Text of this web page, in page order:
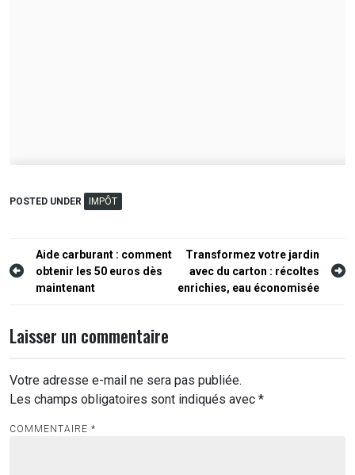
POSTED UNDER IMPÔT
Navigation
de
Aide carburant : comment
obtenir les 50 euros dès
maintenant
Transformez votre jardin
avec du carton : récoltes
enrichies, eau économisée
Laisser un commentaire
Votre adresse e-mail ne sera pas publiée.
Les champs obligatoires sont indiqués avec *
COMMENTAIRE *